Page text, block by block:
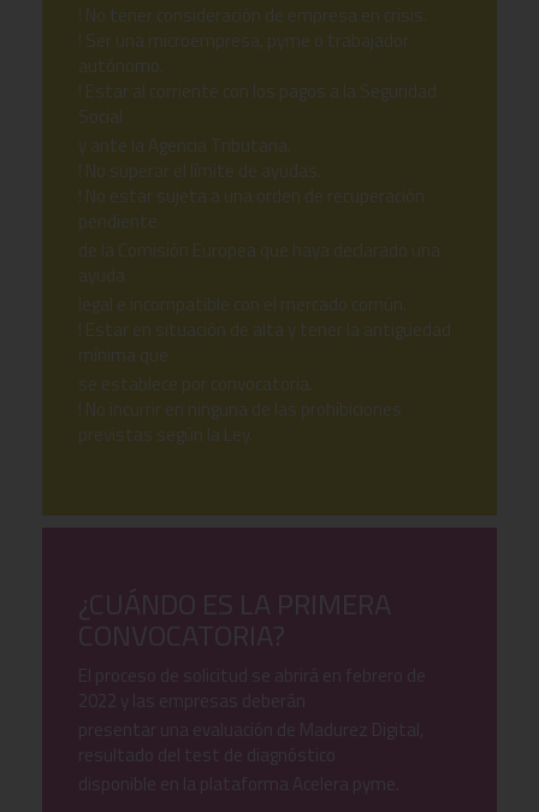
! No tener consideración de empresa en crisis.
! Ser una microempresa, pyme o trabajador
autónomo.
! Estar al corriente con los pagos a la Seguridad
Social
y ante la Agencia Tributaria.
! No superar el límite de ayudas.
! No estar sujeta a una orden de recuperación
pendiente
de la Comisión Europea que haya declarado una
ayuda
legal e incompatible con el mercado común.
! Estar en situación de alta y tener la antigüedad
mínima que
se establece por convocatoria.
! No incurrir en ninguna de las prohibiciones
previstas según la Ley.
¿CUÁNDO ES LA PRIMERA
CONVOCATORIA?
El proceso de solicitud se abrirá en febrero de
2022 y las empresas deberán
presentar una evaluación de Madurez Digital,
resultado del test de diagnóstico
disponible en la plataforma Acelera pyme.